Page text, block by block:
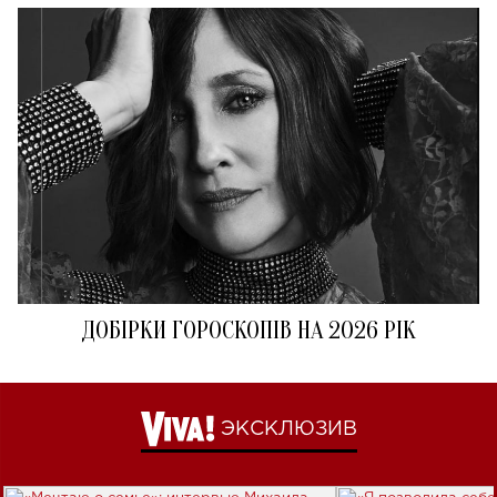
ДОБІРКИ ГОРОСКОПІВ НА 2026 РІК
ЭКСКЛЮЗИВ